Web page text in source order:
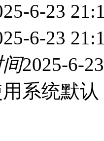
6-23
6-23
间2025-6-
系统默认